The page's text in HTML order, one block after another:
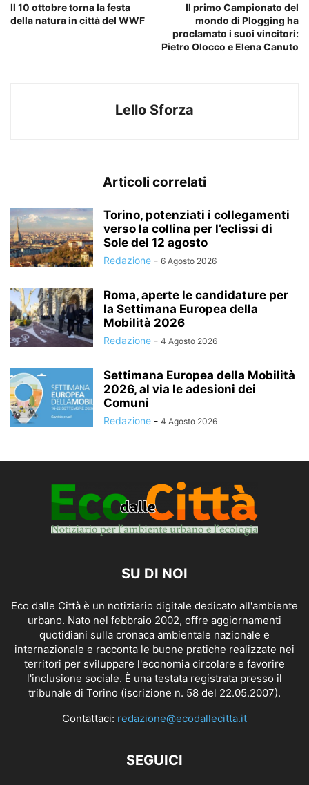
Il 10 ottobre torna la festa
della natura in città del WWF
Il primo Campionato del
mondo di Plogging ha
proclamato i suoi vincitori:
Pietro Olocco e Elena Canuto
Lello Sforza
Articoli correlati
Torino, potenziati i collegamenti
verso la collina per l’eclissi di
Sole del 12 agosto
Redazione - 6 Agosto 2026
Roma, aperte le candidature per
la Settimana Europea della
Mobilità 2026
Redazione - 4 Agosto 2026
Settimana Europea della Mobilità
2026, al via le adesioni dei
Comuni
Redazione - 4 Agosto 2026
SU DI NOI
Eco dalle Città è un notiziario digitale dedicato all'ambiente
urbano. Nato nel febbraio 2002, offre aggiornamenti
quotidiani sulla cronaca ambientale nazionale e
internazionale e racconta le buone pratiche realizzate nei
territori per sviluppare l'economia circolare e favorire
l'inclusione sociale. È una testata registrata presso il
tribunale di Torino (iscrizione n. 58 del 22.05.2007).
Contattaci: redazione@ecodallecitta.it
SEGUICI